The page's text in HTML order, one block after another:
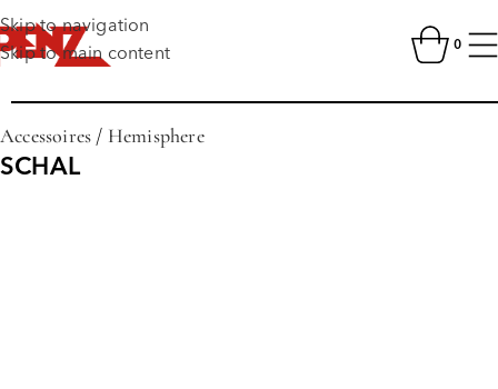
Skip to navigation
Skip to main content
0
Accessoires / Hemisphere
SCHAL